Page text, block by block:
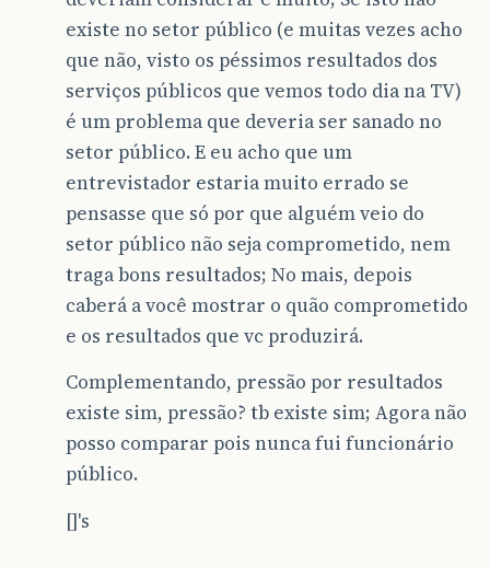
existe no setor público (e muitas vezes acho
que não, visto os péssimos resultados dos
serviços públicos que vemos todo dia na TV)
é um problema que deveria ser sanado no
setor público. E eu acho que um
entrevistador estaria muito errado se
pensasse que só por que alguém veio do
setor público não seja comprometido, nem
traga bons resultados; No mais, depois
caberá a você mostrar o quão comprometido
e os resultados que vc produzirá.
Complementando, pressão por resultados
existe sim, pressão? tb existe sim; Agora não
posso comparar pois nunca fui funcionário
público.
[]'s